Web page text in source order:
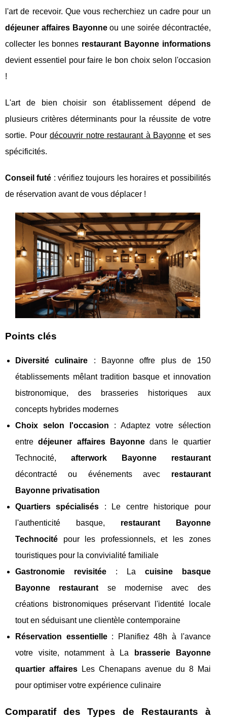
l'art de recevoir. Que vous recherchiez un cadre pour un
déjeuner affaires Bayonneou une soirée décontractée,
collecter les bonnes restaurant Bayonne informations
devient essentiel pour faire le bon choix selon l'occasion
!
L'art de bien choisir son établissement dépend de
plusieurs critères déterminants pour la réussite de votre
sortie. Pourdécouvrir notre restaurant à Bayonne et ses
spécificités.
Conseil futé : vérifiez toujours les horaires et possibilités
de réservation avant de vous déplacer !
Points clés
Diversité culinaire : Bayonne offre plus de 150
établissements mêlant tradition basque et innovation
bistronomique, des brasseries historiques aux
concepts hybrides modernes
Choix selon l'occasion : Adaptez votre sélection
entredéjeuner affaires Bayonnedans le quartier
Technocité, afterwork Bayonne restaurant
décontracté ou événements avec restaurant
Bayonne privatisation
Quartiers spécialisés : Le centre historique pour
l'authenticité basque, restaurant Bayonne
Technocité pour les professionnels, et les zones
touristiques pour la convivialité familiale
Gastronomie revisitée: La cuisine basque
Bayonne restaurant se modernise avec des
créations bistronomiques préservant l'identité locale
tout en séduisant une clientèle contemporaine
Réservation essentielle: Planifiez 48h à l'avance
votre visite, notamment à La
brasserie Bayonne
quartier affairesLes Chenapans avenue du 8 Mai
pour optimiser votre expérience culinaire
Comparatif des Types de Restaurants à